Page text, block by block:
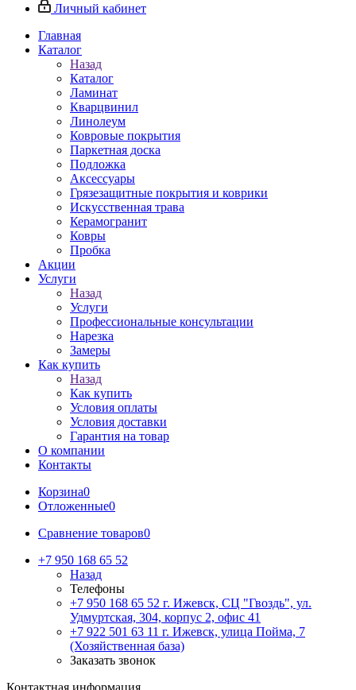
Личный кабинет
Главная
Каталог
Назад
Каталог
Ламинат
Кварцвинил
Линолеум
Ковровые покрытия
Паркетная доска
Подложка
Аксессуары
Грязезащитные покрытия и коврики
Искусственная трава
Керамогранит
Ковры
Пробка
Акции
Услуги
Назад
Услуги
Профессиональные консультации
Нарезка
Замеры
Как купить
Назад
Как купить
Условия оплаты
Условия доставки
Гарантия на товар
О компании
Контакты
Корзина0
Отложенные0
Сравнение товаров0
+7 950 168 65 52
Назад
Телефоны
+7 950 168 65 52 г. Ижевск, СЦ "Гвоздь", ул.
Удмуртская, 304, корпус 2, офис 41
+7 922 501 63 11 г. Ижевск, улица Пойма, 7
(Хозяйственная база)
Заказать звонок
Контактная информация